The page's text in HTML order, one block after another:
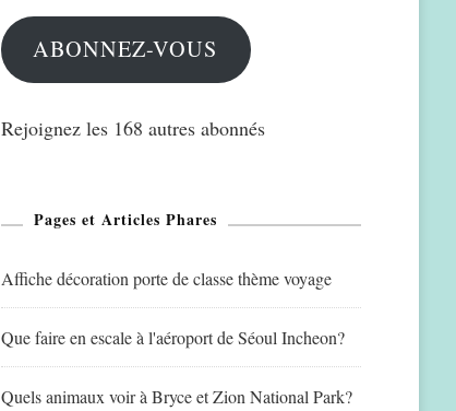
mail
ABONNEZ-VOUS
Rejoignez les 168 autres abonnés
Pages et Articles Phares
Affiche décoration porte de classe thème voyage
Que faire en escale à l'aéroport de Séoul Incheon?
Quels animaux voir à Bryce et Zion National Park?